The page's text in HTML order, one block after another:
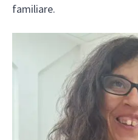
familiare.